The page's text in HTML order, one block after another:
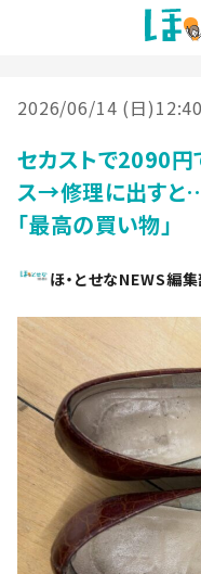
2026/06/14 (日)12:40
セカストで2090円
ス→修理に出すと
「最高の買い物」
ほ・とせなNEWS編